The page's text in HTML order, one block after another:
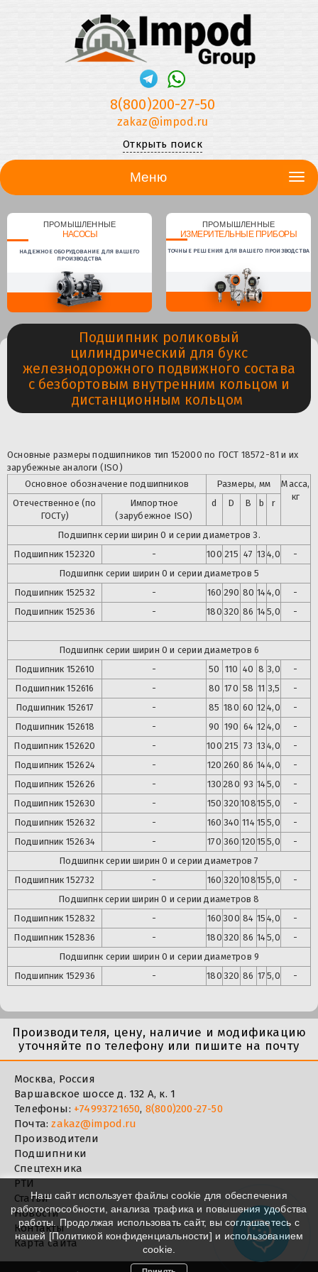
8(800)200-27-50
zakaz@impod.ru
Открыть поиск
Меню
ПРОМЫШЛЕННЫЕ
НАСОСЫ
НАДЕЖНОЕ ОБОРУДОВАНИЕ ДЛЯ ВАШЕГО
ПРОИЗВОДСТВА
ПРОМЫШЛЕННЫЕ
ИЗМЕРИТЕЛЬНЫЕ ПРИБОРЫ
ТОЧНЫЕ РЕШЕНИЯ ДЛЯ ВАШЕГО ПРОИЗВОДСТВА
Подшипник роликовый
цилиндрический для букс
железнодорожного подвижного состава
с безбортовым внутренним кольцом и
дистанционным кольцом
Основные размеры подшипников тип 152000 по ГОСТ 18572-81 и их
зарубежные аналоги (ISO)
Основное обозначение подшипников
Размеры, мм
Масса,
кг
Отечественное (по
ГОСТу)
Импортное
(зарубежное ISO)
d D B b r
Подшипнк серии ширин 0 и серии диаметров 3.
Подшипник 152320
- 100 215 47 13 4,0
-
Подшипнк серии ширин 0 и серии диаметров 5
Подшипник 152532 - 160 290 80 144,0
-
Подшипник 152536 - 180 320 86 145,0 -
Подшипнк серии ширин 0 и серии диаметров 6
Подшипник 152610 - 50 110 40 8 3,0
-
Подшипник152616 - 80 170 58 11 3,5
-
Подшипник 152617 - 85 180 60 124,0
-
Подшипник 152618 - 90 190 64 124,0
-
Подшипник152620 - 100 215 73 13 4,0
-
Подшипник 152624 - 120 260 86 144,0
-
Подшипник 152626 - 130 280 93 145,0
-
Подшипник152630 - 150 320 10815 5,0
-
Подшипник 152632 - 160 340 114 15 5,0
-
Подшипник 152634 - 170 360 120 15 5,0
-
Подшипнк серии ширин 0 и серии диаметров 7
Подшипник152732 - 160 320 10815 5,0
-
Подшипнк серии ширин 0 и серии диаметров 8
Подшипник152832 - 160 300 84 15 4,0
-
Подшипник152836 - 180 320 86 145,0
-
Подшипнк серии ширин 0 и серии диаметров 9
Подшипник 152936 - 180 320 86 17 5,0 -
Производителя, цену, наличие и модификацию
уточняйте по телефону или пишите на почту
Москва, Россия
Варшавское шоссе д. 132 А, к. 1
Телефоны: +74993721650, 8(800)200-27-50
Почта:zakaz@impod.ru
Производители
Подшипники
Спецтехника
РТИ
Статьи
Новости
Контакты
Карта сайта
Наш сайт использует файлы cookie для обеспечения
работоспособности, анализа трафика и повышения удобства
работы. Продолжая использовать сайт, вы соглашаетесь с
нашей [Политикой конфиденциальности] и использованием
cookie.